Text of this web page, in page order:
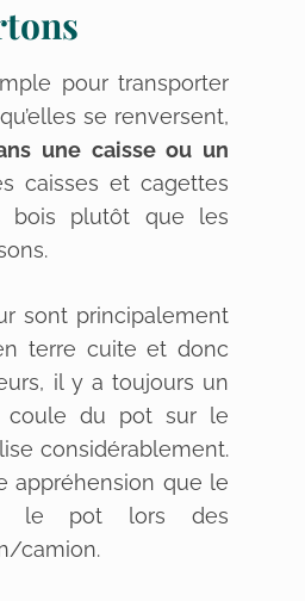
pour transporter
se renversent,
une caisse ou un
caisses et cagettes
bois plutôt que les
sont principalement
terre cuite et donc
il y a toujours un
coule du pot sur le
considérablement.
appréhension que le
le pot lors des
camion.